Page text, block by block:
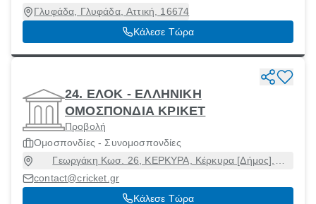
Γλυφάδα, Γλυφάδα, Αττική, 16674
Κάλεσε Τώρα
24. ΕΛΟΚ - ΕΛΛΗΝΙΚΗ
ΟΜΟΣΠΟΝΔΙΑ ΚΡΙΚΕΤ
Προβολή
Ομοσπονδίες - Συνομοσπονδίες
Γεωργάκη Κωσ. 26, ΚΕΡΚΥΡΑ, Κέρκυρα [Δήμος],
contact@cricket.gr
Κάλεσε Τώρα